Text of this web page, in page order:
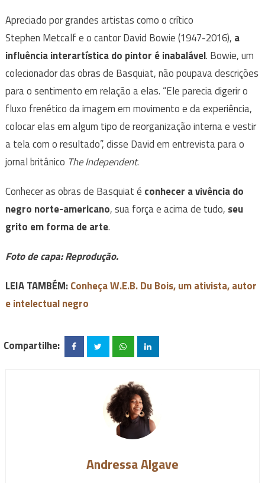
Apreciado por grandes artistas como o crítico
Stephen Metcalf e o cantor David Bowie (1947-2016), a
influência interartística do pintor é inabalável. Bowie, um
colecionador das obras de Basquiat, não poupava descrições
para o sentimento em relação a elas. “Ele parecia digerir o
fluxo frenético da imagem em movimento e da experiência,
colocar elas em algum tipo de reorganização interna e vestir
a tela com o resultado”, disse David em entrevista para o
jornal britânico The Independent.
Conhecer as obras de Basquiat é conhecer a vivência do
negro norte-americano, sua força e acima de tudo, seu
grito em forma de arte.
Foto de capa: Reprodução.
LEIA TAMBÉM:Conheça W.E.B. Du Bois, um ativista, autor
e intelectual negro
Compartilhe:
Andressa Algave